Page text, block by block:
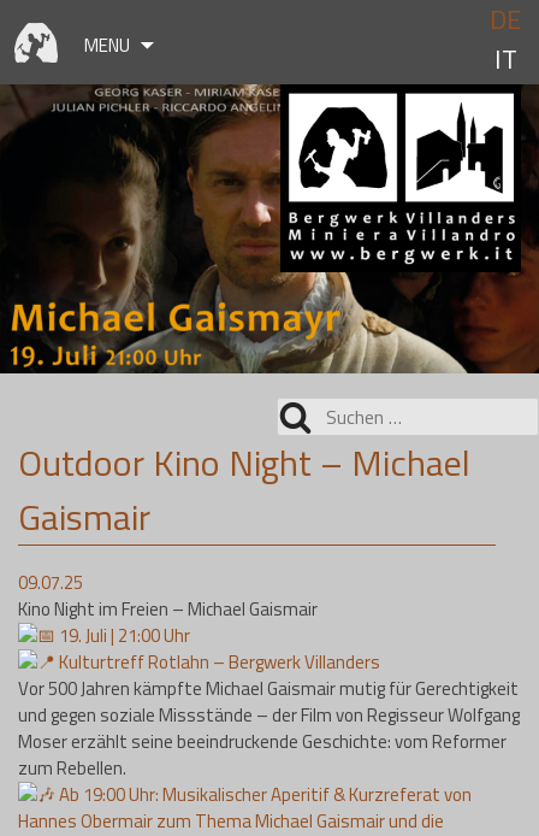
to
content
MENU
DE
IT
Suchen
nach:
Outdoor Kino Night – Michael
Gaismair
09.07.25
Kino Night im Freien – Michael Gaismair
19. Juli | 21:00 Uhr
Kulturtreff Rotlahn – Bergwerk Villanders
Vor 500 Jahren kämpfte Michael Gaismair mutig für Gerechtigkeit
und gegen soziale Missstände – der Film von Regisseur Wolfgang
Moser erzählt seine beeindruckende Geschichte: vom Reformer
zum Rebellen.
Ab 19:00 Uhr: Musikalischer Aperitif & Kurzreferat von
Hannes Obermair zum Thema Michael Gaismair und die